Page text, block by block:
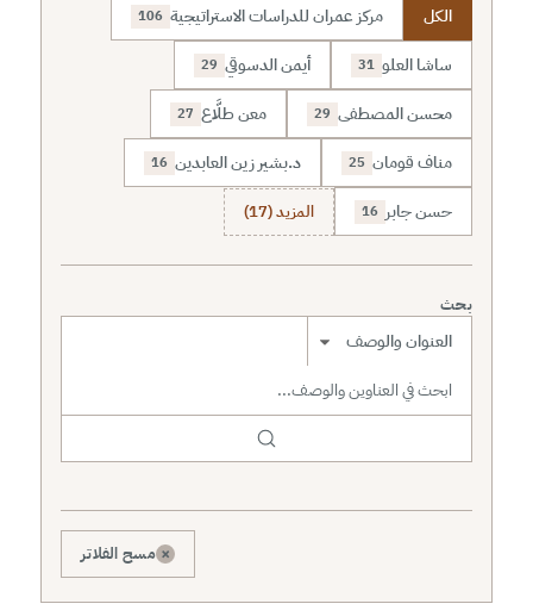
الكل مركز عمران للدراسات الاستراتيجية 106
ساشا العلو 31 أيمن الدسوقي 29
محسن المصطفى 29 معن طلَّاع 27
مناف قومان 25 د.بشير زين العابدين 16
حسن جابر 16 المزيد (17)
بحث
نطاق البحث
× مسح الفلاتر